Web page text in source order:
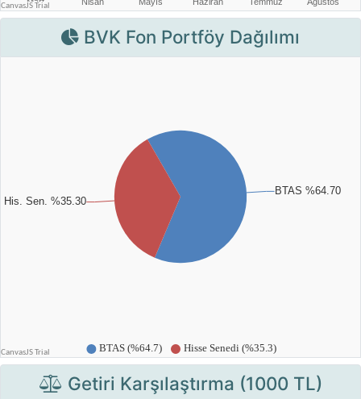
BVK Fon Portföy Dağılımı
Getiri Karşılaştırma (1000 TL)